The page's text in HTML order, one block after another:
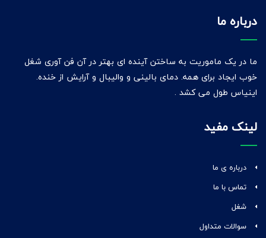
درباره ما
ما در یک ماموریت به ساختن آینده ای بهتر در آن فن آوری شغل
خوب ایجاد برای همه. دمای بالینی و والیبال و آرایش از خنده.
اینیاس طول می کشد .
لینک مفید
درباره ی ما
تماس با ما
شغل
سوالات متداول